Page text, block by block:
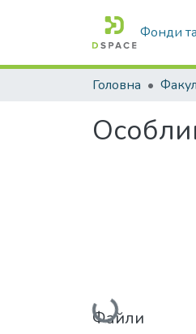
Фонди
Головна
Вантажиться...
Файли